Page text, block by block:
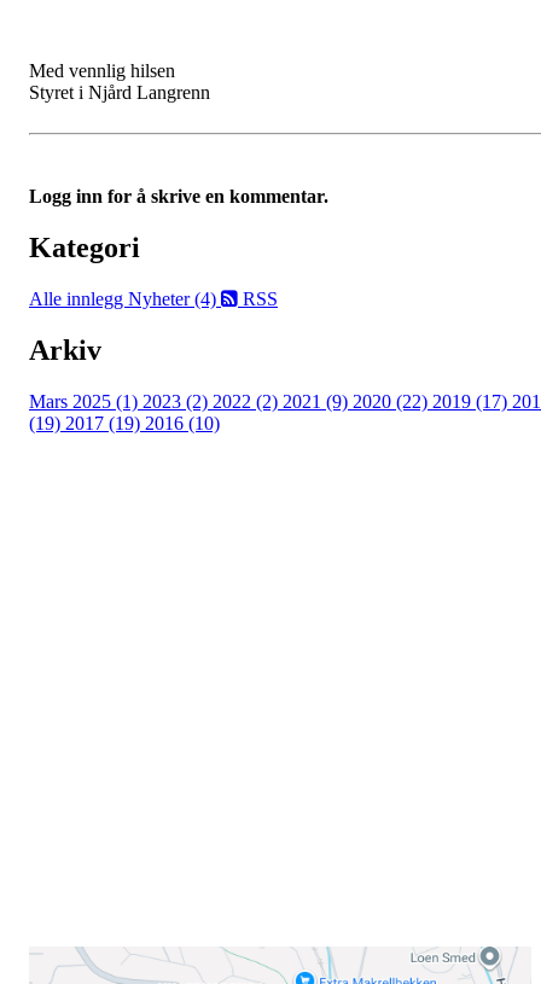
Med vennlig hilsen
Styret i Njård Langrenn
Logg inn for å skrive en kommentar.
Kategori
Alle innlegg Nyheter (4) RSS
Arkiv
Mars 2025 (1) 2023 (2) 2022 (2) 2021 (9) 2020 (22) 2019 (17)
(19) 2017 (19) 2016 (10)